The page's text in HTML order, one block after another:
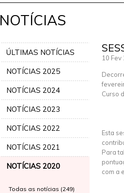
NOTÍCIAS
ÚLTIMAS NOTÍCIAS
NOTÍCIAS 2025
NOTÍCIAS 2024
NOTÍCIAS 2023
NOTÍCIAS 2022
NOTÍCIAS 2021
NOTÍCIAS 2020
Todas as notícias (249)
10 Fev
Curso
Esta
Para
com a